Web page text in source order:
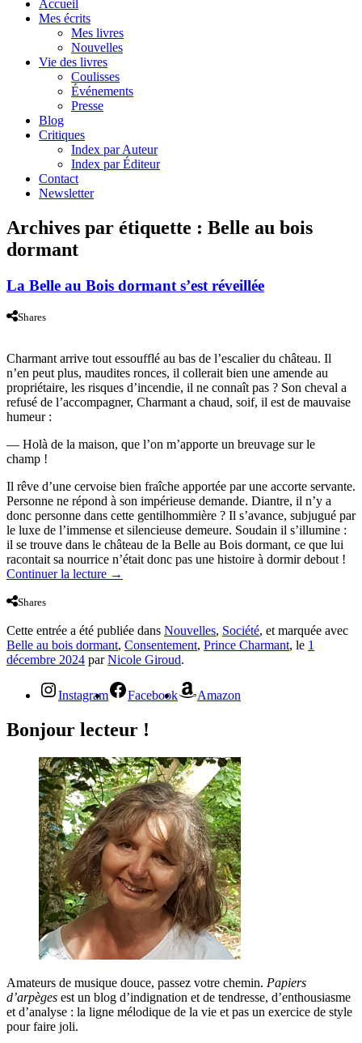
Accueil
Mes écrits
Mes livres
Nouvelles
Vie des livres
Coulisses
Événements
Presse
Blog
Critiques
Index par Auteur
Index par Éditeur
Contact
Newsletter
Archives par étiquette : Belle au bois
dormant
La Belle au Bois dormant s’est réveillée
Shares
Charmant arrive tout essoufflé au bas de l’escalier du château. Il
n’en peut plus, maudites ronces, il collerait bien une amende au
propriétaire, les risques d’incendie, il ne connaît pas ? Son cheval a
refusé de l’accompagner, Charmant a chaud, soif, il est de mauvaise
humeur :
— Holà de la maison, que l’on m’apporte un breuvage sur le
champ !
Il rêve d’une cervoise bien fraîche apportée par une accorte servante.
Personne ne répond à son impérieuse demande. Diantre, il n’y a
donc personne dans cette gentilhommière ? Il s’avance, subjugué par
le luxe de l’immense et silencieuse demeure. Soudain il s’illumine :
il se trouve dans le château de la Belle au Bois dormant, ce que lui
racontait sa nourrice n’était donc pas une histoire à dormir debout !
Continuer la lecture →
Shares
Cette entrée a été publiée dans Nouvelles, Société, et marquée avec
Belle au bois dormant, Consentement, Prince Charmant, le 1
décembre 2024 parNicole Giroud.
Instagram Facebook Amazon
Bonjour lecteur !
Amateurs de musique douce, passez votre chemin. Papiers
d’arpèges est un blog d’indignation et de tendresse, d’enthousiasme
et d’analyse : la ligne mélodique de la vie et pas un exercice de style
pour faire joli.